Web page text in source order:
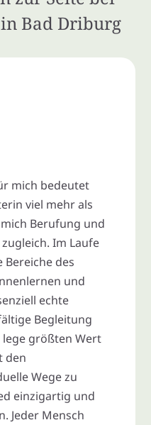
Bad Driburg
mich bedeutet
viel mehr als
Berufung und
Im Laufe
Bereiche des
und
echte
Begleitung
größten Wert
den
Wege zu
einzigartig und
Jeder Mensch